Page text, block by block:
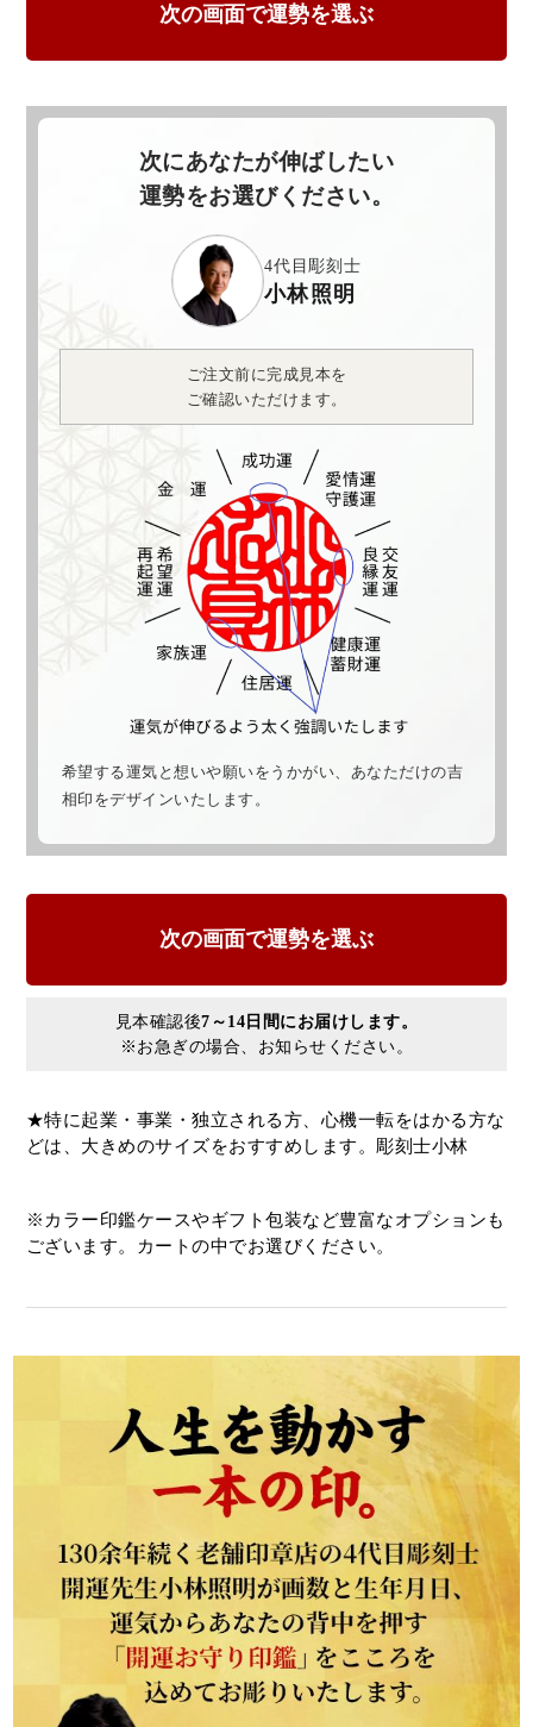
次にあなたが伸ばしたい
運勢をお選びください。
4代目彫刻士
小林照明
ご注文前に完成見本を
ご確認いただけます。
希望する運気と想いや願いをうかがい、あなただけの吉
相印をデザインいたします。
見本確認後7～14日間にお届けします。
※お急ぎの場合、お知らせください。
★特に起業・事業・独立される方、心機一転をはかる方な
どは、大きめのサイズをおすすめします。彫刻士小林
※カラー印鑑ケースやギフト包装など豊富なオプションも
ございます。カートの中でお選びください。